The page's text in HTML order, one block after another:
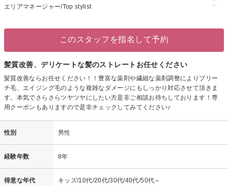
エリアマネージャー/Top stylist -
このスタッフを指名して予約
髪質改善、デリケートな髪のストレートお任せください
髪質改善ならお任せください！！豊富な薬剤や繊細な薬剤調整によりブリー
チ毛、エイジング毛のような複雑なダメージにもしっかり対応させて頂きま
す。本気でさらさらツヤツヤにしたい方是非ご相談お待ちしております！専
用クーポンもありますので是非チェックしてみてください♪
性別 男性
経験年数 8年
得意な年代 キッズ/10代/20代/30代/40代/50代～